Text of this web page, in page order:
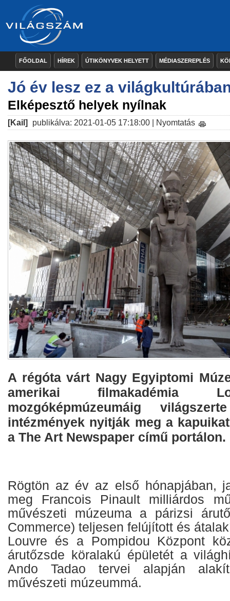
FŐOLDAL HÍREK ÚTIKÖNYVEK HELYETT MÉDIASZEREPLÉS
Jó év lesz ez a
Elképesztő helyek nyílnak
[Kail] publikálva: 2021-01-05 17:18:00 | Nyomtatás
A régóta várt Nagy Egyiptomi
amerikai filmakadémia
mozgóképmúzeumáig
intézmények nyitják meg a
a The Art Newspaper című portálon.
Rögtön az év az első hónapjában,
meg Francois Pinault milliárdos
művészeti múzeuma a párizsi
Commerce) teljesen felújított és
Louvre és a Pompidou Központ
árutőzsde köralakú épületét a
Ando Tadao tervei alapján
művészeti múzeummá.